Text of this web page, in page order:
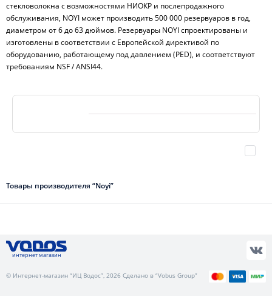
стекловолокна с возможностями НИОКР и послепродажного
обслуживания, NOYI может производить 500 000 резервуаров в год,
диаметром от 6 до 63 дюймов. Резервуары NOYI спроектированы и
изготовлены в соответствии с Европейской директивой по
оборудованию, работающему под давлением (PED), и соответствуют
требованиям NSF / ANSI44.
Товары производителя “Noyi”
интернет магазин
© Интернет-магазин “ИЦ Водос”, 2026 Сделано в “Vobus Group”